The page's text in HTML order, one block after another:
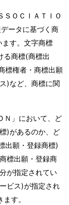
ＳＯＣＩＡＴＩＯ
ータに基づく商
す。文字商標
る商標(商標出
標権者・商標出願
)など、商標に関
Ｎ」において、ど
)があるのか、ど
出願・登録商標)
標出願・登録商
が指定されてい
ビス)が指定され
す。